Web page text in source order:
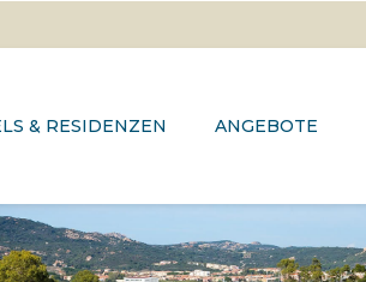
& RESIDENZEN ANGEBOTE